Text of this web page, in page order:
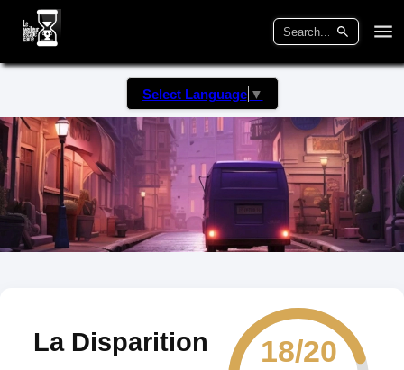
Select Language ▼
La Disparition 18/20